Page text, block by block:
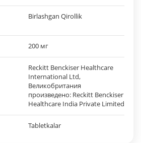
Birlashgan Qirollik
200 мг
Reckitt Benckiser Healthcare
International Ltd,
Великобритания
произведено: Reckitt Benckiser
Healthcare India Private Limited
Tabletkalar